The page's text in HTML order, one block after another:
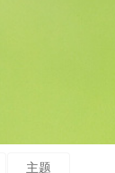
主题